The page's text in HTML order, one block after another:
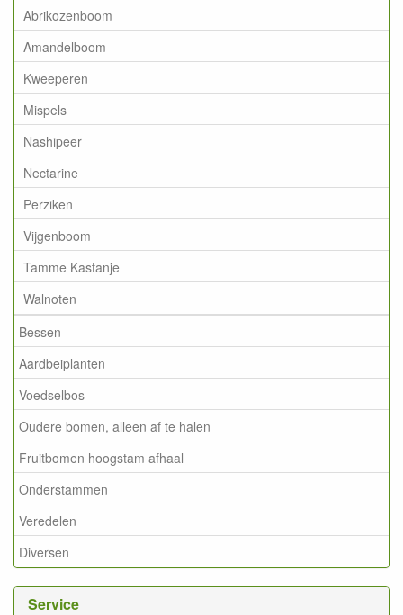
Abrikozenboom
Amandelboom
Kweeperen
Mispels
Nashipeer
Nectarine
Perziken
Vijgenboom
Tamme Kastanje
Walnoten
Bessen
Aardbeiplanten
Voedselbos
Oudere bomen, alleen af te halen
Fruitbomen hoogstam afhaal
Onderstammen
Veredelen
Diversen
Service